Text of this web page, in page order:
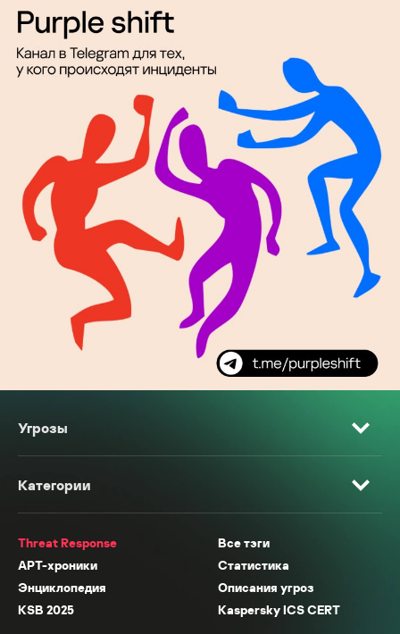
Угрозы
Категории
Threat Response
Все тэги
APT-хроники
Статистика
Энциклопедия
Описания угроз
KSB 2025
Kaspersky ICS CERT